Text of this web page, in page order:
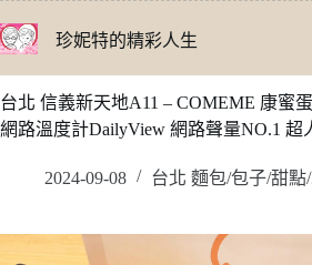
至
要
內
珍妮特的精彩人生
台北 信義新天地A11 – COMEME 康蜜
網路溫度計DailyView 網路聲量NO.1 超
2024-09-08 台北 麵包/包子/甜點